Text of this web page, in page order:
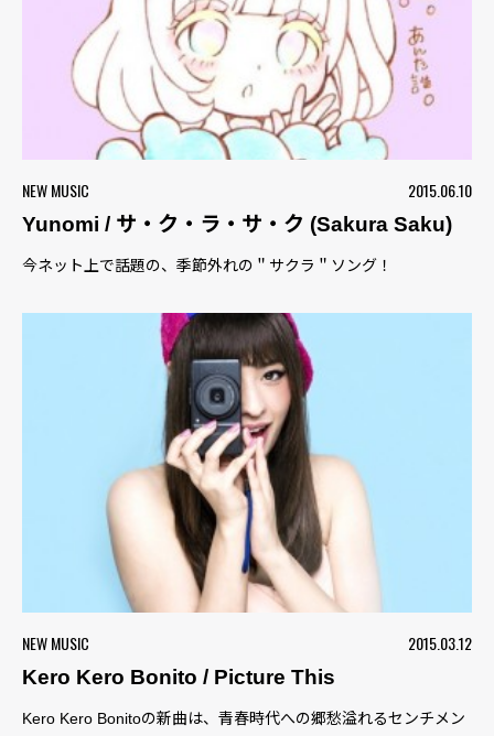
NEW MUSIC
2015.06.10
Yunomi / サ・ク・ラ・サ・ク (Sakura Saku)
今ネット上で話題の、季節外れの＂サクラ＂ソング！
NEW MUSIC
2015.03.12
Kero Kero Bonito / Picture This
Kero Kero Bonitoの新曲は、青春時代への郷愁溢れるセンチメン